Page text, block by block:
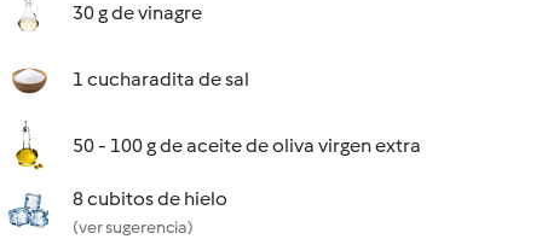
30 g de vinagre
1 cucharadita de sal
50 - 100 g de aceite de oliva virgen extra
8 cubitos de hielo
(ver sugerencia)